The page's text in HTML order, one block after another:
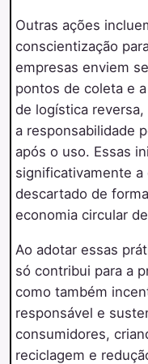
Outras ações
conscientização
empresas enviem
pontos de coleta e
de logística
a responsabilidade
após o uso. Essas
significativamente
descartado de
economia circular
Ao adotar essas
só contribui para a
como também
responsável e
consumidores,
reciclagem e